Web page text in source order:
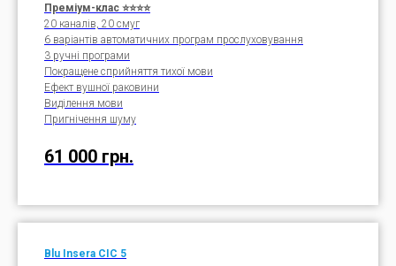
Преміум-клас ⭐⭐⭐⭐
20 каналів, 20 смуг
6 варіантів автоматичних програм прослуховування
3 ручні програми
Покращене сприйняття тихої мови
Ефект вушної раковини
Виділення мови
Пригнічення шуму
61 000 грн.
Blu Insera CIC 5